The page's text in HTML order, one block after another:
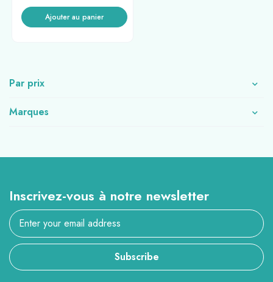
Par prix
Marques
Ajouter au panier
Inscrivez-vous à notre newsletter
Subscribe